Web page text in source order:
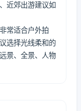
近郊出游建议如
常适合户外拍
选择光线柔和的
景、全景、人物